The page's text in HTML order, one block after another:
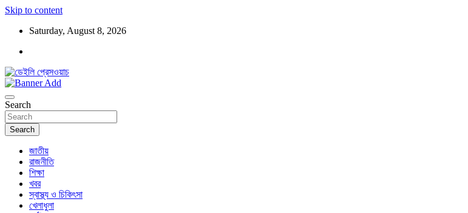
Skip to content
Saturday, August 8, 2026
ডেইলি প্রেসওয়াচ
Search
Search
জাতীয়
রাজনীতি
শিক্ষা
খবর
স্বাস্থ্য ও চিকিৎসা
খেলাধুলা